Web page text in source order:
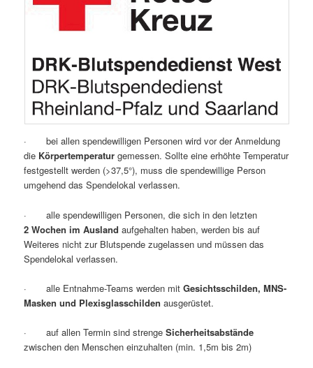
· bei allen spendewilligen Personen wird vor der Anmeldung
die Körpertemperaturgemessen. Sollte eine erhöhte Temperatur
festgestellt werden (>37,5°), muss die spendewillige Person
umgehend das Spendelokal verlassen.
· alle spendewilligen Personen, die sich in den letzten
2 Wochen im Auslandaufgehalten haben, werden bis auf
Weiteres nicht zur Blutspende zugelassen und müssen das
Spendelokal verlassen.
· alle Entnahme-Teams werden mitGesichtsschilden, MNS-
Masken und Plexisglasschilden ausgerüstet.
· auf allen Termin sind strengeSicherheitsabstände
zwischen den Menschen einzuhalten (min. 1,5m bis 2m)